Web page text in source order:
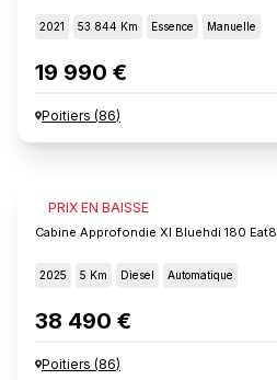
2021 53 844 Km Essence Manuelle
19 990 €
Poitiers (86)
PRIX EN BAISSE
FIAT SCUDO
Cabine Approfondie Xl Bluehdi 180 Eat8
2025 5 Km Diesel Automatique
38 490 €
Poitiers (86)